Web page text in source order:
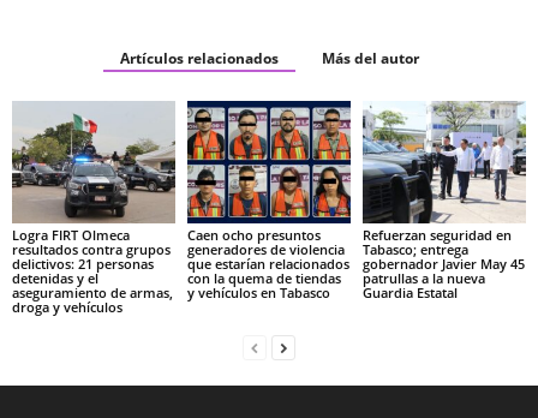
Artículos relacionados Más del autor
Logra FIRT Olmeca
resultados contra grupos
delictivos: 21 personas
detenidas y el
aseguramiento de armas,
droga y vehículos
Caen ocho presuntos
generadores de violencia
que estarían relacionados
con la quema de tiendas
y vehículos en Tabasco
Refuerzan seguridad en
Tabasco; entrega
gobernador Javier May 45
patrullas a la nueva
Guardia Estatal